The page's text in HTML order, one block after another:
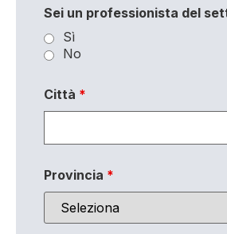
Sei un professionista del
Sì
No
Città *
Provincia *